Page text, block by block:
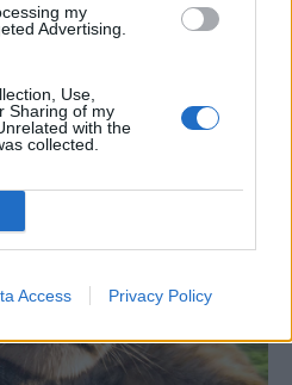
my
Advertising.
Use,
Sharing of my
with the
collected.
Access Privacy Policy